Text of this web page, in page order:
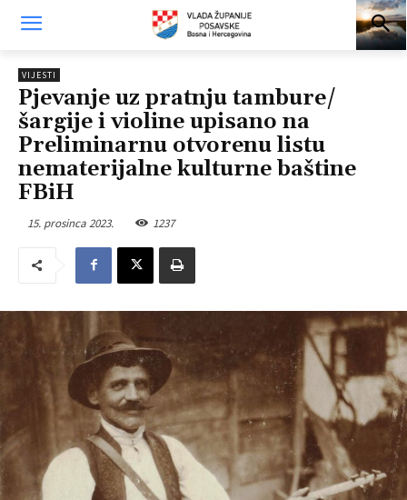
VIJESTI
Pjevanje uz pratnju tambure/
šargije i violine upisano na
Preliminarnu otvorenu listu
nematerijalne kulturne baštine
FBiH
15. prosinca 2023. 1237